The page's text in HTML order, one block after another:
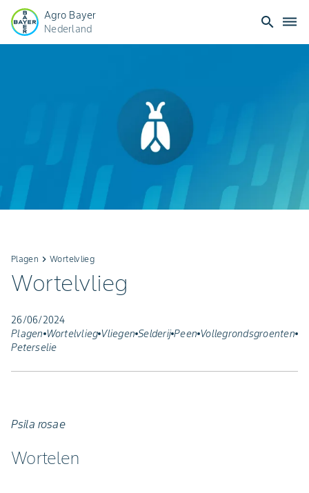
Agro Bayer
Nederland
search dehaze
Plagen keyboard_arrow_rightWortelvlieg
Wortelvlieg
26/06/2024
Plagen Wortelvlieg Vliegen Selderij Peen Vollegrondsgroenten
Peterselie
Psila rosae
Wortelen